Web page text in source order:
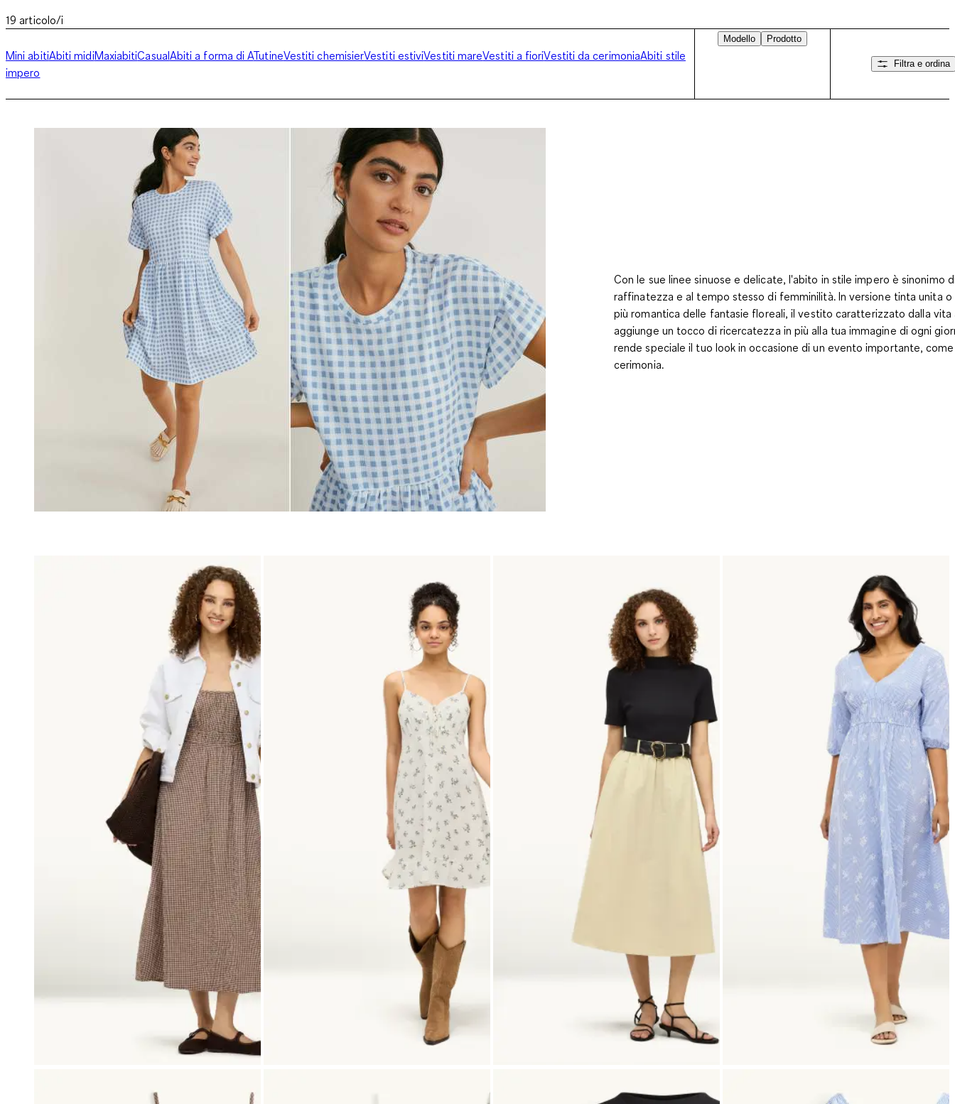
19 articolo/i
Mini abitiAbiti midiMaxiabitiCasualAbiti a forma di ATutineVestiti chemisierVestiti estiviVestiti mareVestiti a fioriVestiti da cerimoniaAbiti stile
impero
Modello Prodotto
Filtra e ordina
Con le sue linee sinuose e delicate, l'abito in stile impero è sinonimo
raffinatezza e al tempo stesso di femminilità. In versione tinta unita o
più romantica delle fantasie floreali, il vestito caratterizzato dalla vita
aggiunge un tocco di ricercatezza in più alla tua immagine di ogni
rende speciale il tuo look in occasione di un evento importante,
cerimonia.